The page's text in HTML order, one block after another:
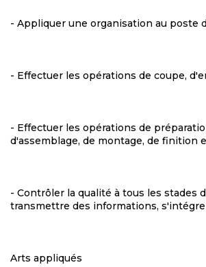
- Appliquer une organisation au poste
- Effectuer les opérations de coupe,
- Effectuer les opérations de
d'assemblage, de montage, de finition
- Contrôler la qualité à tous les stades
transmettre des informations,
Arts appliqués